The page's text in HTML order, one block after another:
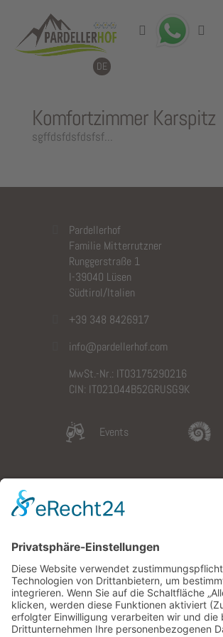
DE
Komfortzimmer Karspitz
sgffdsfdsfdsfsf...
Pardellerhof
Familie Mitterrutzner
Runggerstraße 1
I-39040 Lüsen
Südtirol/Italien
+39 348 8426917
info@pardellerhof.com
MwSt.-Nr.: IT03175290216
CIN: IT021044B52GRUSG9K
Events
Dolomites